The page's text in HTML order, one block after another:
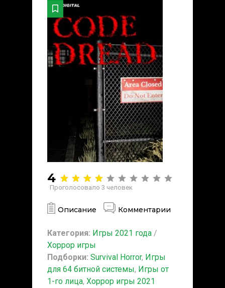
4
Проголосовало 3 человек
Описание Комментарии
Категория: Игры 2021 года /
Хоррор игры
Подборки: Survival Horror, Игры
для 64 битной системы, Игры от
1-го лица, Хоррор игры 2021